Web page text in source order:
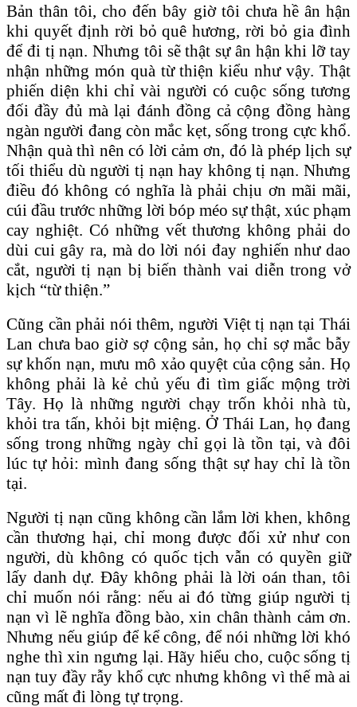
Bản thân tôi, cho đến bây giờ tôi chưa hề ân hận
khi quyết định rời bỏ quê hương, rời bỏ gia đình
để đi tị nạn. Nhưng tôi sẽ thật sự ân hận khi lỡ tay
nhận những món quà từ thiện kiểu như vậy. Thật
phiến diện khi chỉ vài người có cuộc sống tương
đối đầy đủ mà lại đánh đồng cả cộng đồng hàng
ngàn người đang còn mắc kẹt, sống trong cực khổ.
Nhận quà thì nên có lời cảm ơn, đó là phép lịch sự
tối thiểu dù người tị nạn hay không tị nạn. Nhưng
điều đó không có nghĩa là phải chịu ơn mãi mãi,
cúi đầu trước những lời bóp méo sự thật, xúc phạm
cay nghiệt. Có những vết thương không phải do
dùi cui gây ra, mà do lời nói đay nghiến như dao
cắt, người tị nạn bị biến thành vai diễn trong vở
kịch “từ thiện.”
Cũng cần phải nói thêm, người Việt tị nạn tại Thái
Lan chưa bao giờ sợ cộng sản, họ chỉ sợ mắc bẫy
sự khốn nạn, mưu mô xảo quyệt của cộng sản. Họ
không phải là kẻ chủ yếu đi tìm giấc mộng trời
Tây. Họ là những người chạy trốn khỏi nhà tù,
khỏi tra tấn, khỏi bịt miệng. Ở Thái Lan, họ đang
sống trong những ngày chỉ gọi là tồn tại, và đôi
lúc tự hỏi: mình đang sống thật sự hay chỉ là tồn
tại.
Người tị nạn cũng không cần lắm lời khen, không
cần thương hại, chỉ mong được đối xử như con
người, dù không có quốc tịch vẫn có quyền giữ
lấy danh dự. Đây không phải là lời oán than, tôi
chỉ muốn nói rằng: nếu ai đó từng giúp người tị
nạn vì lẽ nghĩa đồng bào, xin chân thành cảm ơn.
Nhưng nếu giúp để kể công, để nói những lời khó
nghe thì xin ngưng lại. Hãy hiểu cho, cuộc sống tị
nạn tuy đầy rẫy khổ cực nhưng không vì thế mà ai
cũng mất đi lòng tự trọng.